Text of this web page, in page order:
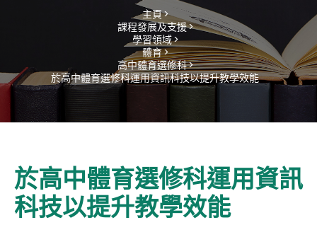
主頁 >
課程發展及支援 >
學習領域 >
體育 >
高中體育選修科 >
於高中體育選修科運用資訊科技以提升教學效能
於高中體育選修科運用資訊
科技以提升教學效能